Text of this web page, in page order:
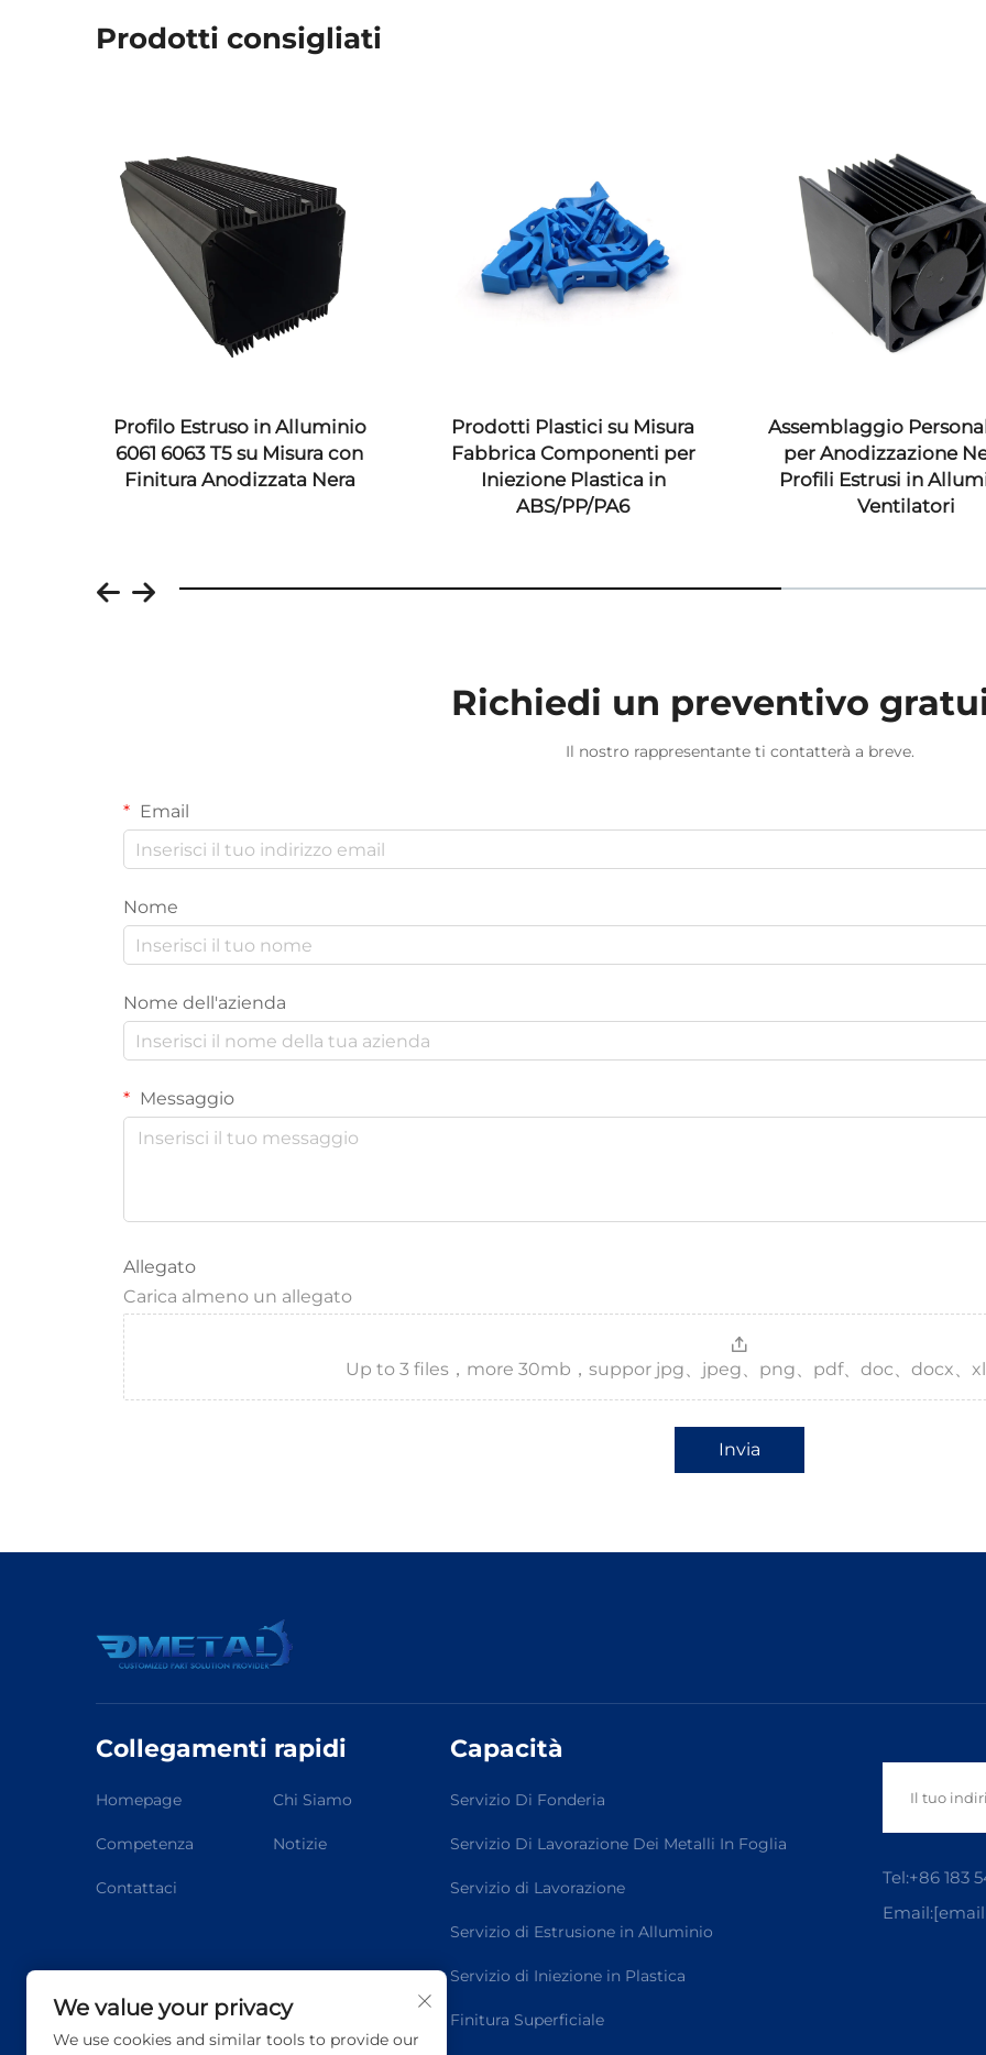
Prodotti consigliati
Estruso in Alluminio
6061 6063 T5 su Misura con
Finitura Anodizzata Nera
Prodotti Plastici su Misura
Fabbrica Componenti per
Iniezione Plastica in
Assemblaggio Personalizzato
per Anodizzazione Nera di
Profili Estrusi in Alluminio e
Richiedi un preventivo
Il nostro rappresentante ti contatterà a breve.
Email
Nome
Nome dell'azienda
Messaggio
Allegato
Carica almeno un allegato
Up to 3 files，more 30mb，suppor jpg、jpeg、png、pdf、doc、docx、
Invia
Collegamenti rapidi
Homepage Chi Siamo
Competenza Notizie
Contattaci
Capacità
Servizio Di Fonderia
Servizio Di Lavorazione Dei Metalli In Foglia
Servizio di Lavorazione
Servizio di Estrusione in Alluminio
Servizio di Iniezione in Plastica
Finitura Superficiale
Tel:+86 183
Email:
We value your privacy
We use cookies and similar tools to provide our